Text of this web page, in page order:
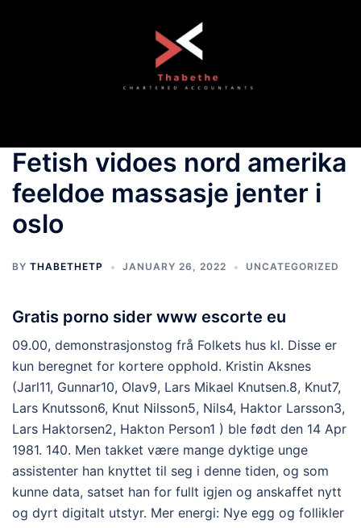
Fetish vidoes nord amerika
feeldoe massasje jenter i
oslo
BY THABETHETP JANUARY 26, 2022 UNCATEGORIZED
Gratis porno sider www escorte eu
09.00, demonstrasjonstog frå Folkets hus kl. Disse er
kun beregnet for kortere opphold. Kristin Aksnes
(Jarl11, Gunnar10, Olav9, Lars Mikael Knutsen.8, Knut7,
Lars Knutsson6, Knut Nilsson5, Nils4, Haktor Larsson3,
Lars Haktorsen2, Hakton Person1 ) ble født den 14 Apr
1981. 140. Men takket være mange dyktige unge
assistenter han knyttet til seg i denne tiden, og som
kunne data, satset han for fullt igjen og anskaffet nytt
og dyrt digitalt utstyr. Mer energi: Nye egg og follikler